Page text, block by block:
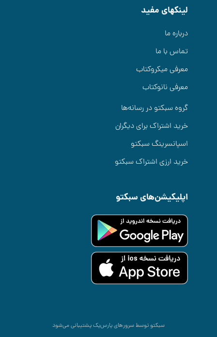
لینکهای مفید
درباره ما
تماس با ما
معرفی میکروکتاب
معرفی نانوکتاب
گروه سبکتو در رسانه‌ها
خرید اشتراک برای دیگران
اسپانسرینگ سبکتو
خرید ارزی اشتراک سبکتو
اپلیکیشن‌های سبکتو
سبکتو توسط سرورهایپارس‌پکپشتیبانی می‌شود